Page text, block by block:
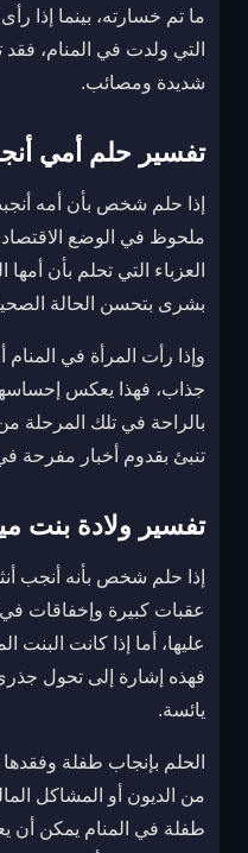
ما تم خسارته، بينما إذا
التي ولدت في المنام، فقد
شديدة ومصائب.
تفسير حلم أمي
إذا حلم شخص بأن أمه
ملحوظ في الوضع
العزباء التي تحلم بأن
بشرى بتحسن الحالة الصحية
وإذا رأت المرأة في
جذاب، فهذا يعكس
بالراحة في تلك المرحلة
تنبئ بقدوم أخبار مفرحة في
تفسير ولادة بنت
إذا حلم شخص بأنه أنجب
عقبات كبيرة وإخفاقات في
عليها، أما إذا كانت البنت
فهذه إشارة إلى تحول
يائسة.
الحلم بإنجاب طفلة
من الديون أو المشاكل
طفلة في المنام يمكن